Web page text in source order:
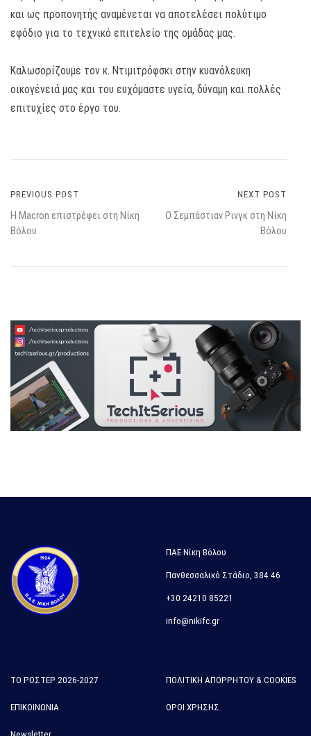
και ως προπονητής αναμένεται να αποτελέσει πολύτιμο
εφόδιο για το τεχνικό επιτελείο της ομάδας μας.
Καλωσορίζουμε τον κ. Ντιμιτρόφσκι στην κυανόλευκη
οικογένειά μας και του ευχόμαστε υγεία, δύναμη και πολλές
επιτυχίες στο έργο του.
Πλοήγηση
άρθρων
PREVIOUS POST
Η Macron επιστρέφει στη Νίκη
Βόλου
NEXT POST
Ο Σεμπάστιαν Ρινγκ στη Νίκη
Βόλου
ΠΑΕ Νίκη Βόλου
Πανθεσσαλικό Στάδιο, 384 46
+30 24210 85221
info@nikifc.gr
ΤΟ ΡΟΣΤΕΡ 2026-2027
ΕΠΙΚΟΙΝΩΝΙΑ
ΠΟΛΙΤΙΚΗ ΑΠΟΡΡΗΤΟΥ & COOKIES
ΟΡΟΙ ΧΡΗΣΗΣ